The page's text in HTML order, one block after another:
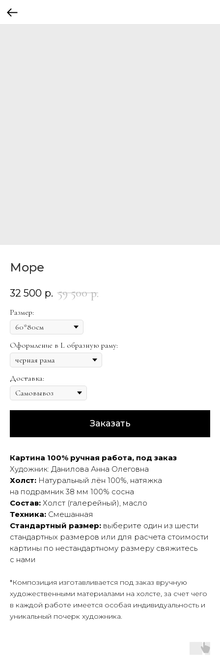
Море
32 500 р. 59 500 р.
Размер:
Оформление в L образную раму:
Доставка:
Заказать
Картина 100% ручная работа, под заказ
Художник: Данилова Анна Олеговна
Холст: Натуральный лён 100%, натяжка
на подрамник 38 мм 100% сосна
Состав: Холст (галерейный), масло
Техника: Смешанная
Стандартный размер: выберите один из шести
стандартных размеров или для расчета стоимости
картины по нестандартному размеру свяжитесь
с нами
*Композиция изготавливается под заказ вручную
художественными материалами на холсте, за счет чего
в каждой работе имеется особая индивидуальность и
уникальный почерк художника.